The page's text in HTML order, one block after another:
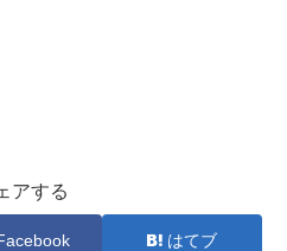
アする
はてブ